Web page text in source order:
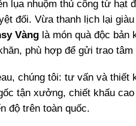
lụa nhuộm thủ công từ hạt
đối. Vừa thanh lịch lại
Vàng là món quà độc bản
phù hợp để gửi trao
chúng tôi: tư vấn và thiết
tận xưởng, chiết khấu
độ trên toàn quốc.